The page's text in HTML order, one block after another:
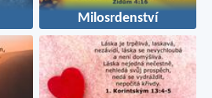
Milosrdenství